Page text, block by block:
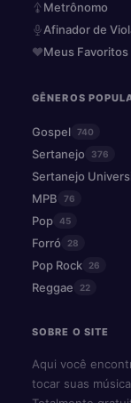
Metrônomo
Afinador de
Meus Favoritos
GÊNEROS
Gospel 740
Sertanejo 376
Sertanejo
MPB 76
Pop 45
Forró 28
Pop Rock 26
Reggae 22
SOBRE O SITE
Aqui você
tocar suas